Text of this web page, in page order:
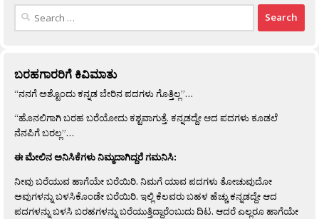
Search
ಬರಹಗಾರರಿಗೆ ಕಿವಿಮಾತು
“ನನಗೆ ಅಶ್ಟೊಂದು ಕನ್ನಡ ಬೇರಿನ ಪದಗಳು ಗೊತ್ತಿಲ್ಲ”…
“ಹೊನಲಿಗಾಗಿ ಬರಹ ಬರೆಯೋದು ಕಶ್ಟವಾಗುತ್ತೆ. ಕನ್ನಡದ್ದೇ ಆದ ಪದಗಳು ಕೂಡಲೆ
ನೆನಪಿಗೆ ಬರಲ್ಲ”…
ಈ ಮೇಲಿನ ಅನಿಸಿಕೆಗಳು ನಿಮ್ಮದಾಗಿದ್ದರೆ ಗಮನಿಸಿ:
ನೀವು ಬರೆಯುವ ಹಾಗೆಯೇ ಬರೆಯಿರಿ. ನಿಮಗೆ ಯಾವ ಪದಗಳು ತೋಚುವುದೋ
ಅವುಗಳನ್ನು ಬಳಸಿಕೊಂಡೇ ಬರೆಯಿರಿ. ಇಲ್ಲಿ ಕೆಲವರು ಬಹಳ ಹೆಚ್ಚು ಕನ್ನಡದ್ದೇ ಆದ
ಪದಗಳನ್ನು ಬಳಸಿ ಬರಹಗಳನ್ನು ಬರೆಯುತ್ತಿದ್ದಾರೆಂಬುದು ದಿಟ. ಆದರೆ ಎಲ್ಲರೂ ಹಾಗೆಯೇ